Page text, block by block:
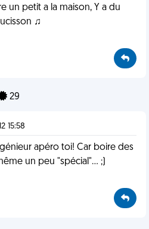
un petit a la maison, Y a du
♫
29
15:58
apéro toi! Car boire des
un peu "spécial"... ;)